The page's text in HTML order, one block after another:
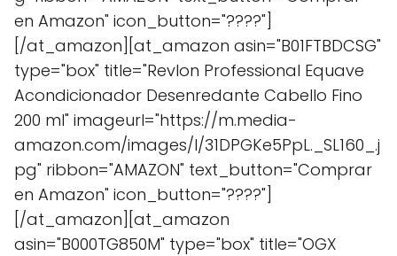
en Amazon" icon_button="????"]
[/at_amazon][at_amazon asin="B01FTBDCSG"
type="box" title="Revlon Professional Equave
Acondicionador Desenredante Cabello Fino
200 ml" imageurl="https://m.media-
amazon.com/images/I/31DPGKe5PpL._SL160_.j
pg" ribbon="AMAZON" text_button="Comprar
en Amazon" icon_button="????"]
[/at_amazon][at_amazon
asin="B000TG850M" type="box" title="OGX